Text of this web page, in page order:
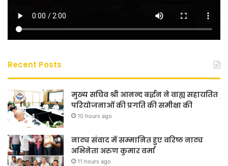
Recent Posts
मुख्य सचिव श्री आनन्द बर्द्धन ने वाह्य सहायतित
परियोजनाओं की प्रगति की समीक्षा की
10 hours ago
नाट्य संवाद में सम्मानित हुए वरिष्ठ नाट्य
अभिनेता अरुण कुमार वर्मा
11 hours ago